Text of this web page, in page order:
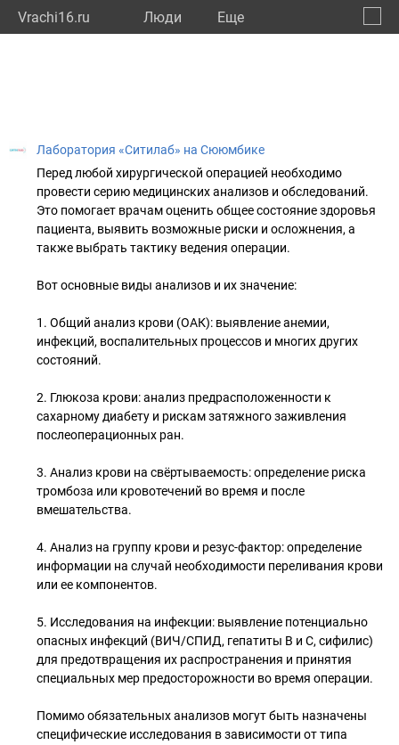
Vrachi16.ru Люди Eще
Лаборатория «Ситилаб» на Сююмбике
Перед любой хирургической операцией необходимо
провести серию медицинских анализов и обследований.
Это помогает врачам оценить общее состояние здоровья
пациента, выявить возможные риски и осложнения, а
также выбрать тактику ведения операции.
Вот основные виды анализов и их значение:
1. Общий анализ крови (ОАК): выявление анемии,
инфекций, воспалительных процессов и многих других
состояний.
2. Глюкоза крови: анализ предрасположенности к
сахарному диабету и рискам затяжного заживления
послеоперационных ран.
3. Анализ крови на свёртываемость: определение риска
тромбоза или кровотечений во время и после
вмешательства.
4. Анализ на группу крови и резус-фактор: определение
информации на случай необходимости переливания крови
или ее компонентов.
5. Исследования на инфекции: выявление потенциально
опасных инфекций (ВИЧ/СПИД, гепатиты B и C, сифилис)
для предотвращения их распространения и принятия
специальных мер предосторожности во время операции.
Помимо обязательных анализов могут быть назначены
специфические исследования в зависимости от типа